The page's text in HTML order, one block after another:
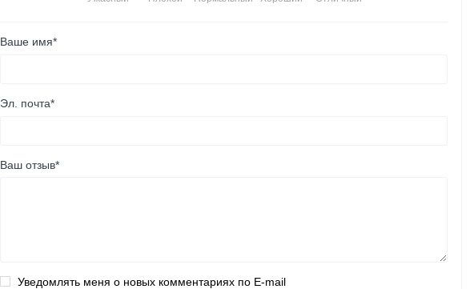
Ваше имя*
Эл. почта*
Ваш отзыв*
Уведомлять меня о новых комментариях по E-mail